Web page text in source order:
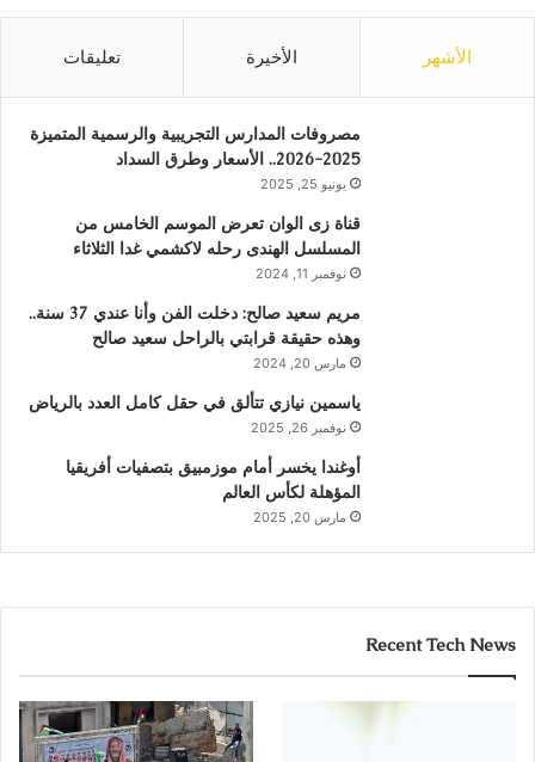
الأشهر الأخيرة تعليقات
مصروفات المدارس التجريبية والرسمية المتميزة
2025-2026.. الأسعار وطرق السداد
يونيو 25, 2025
قناة زى الوان تعرض الموسم الخامس من
المسلسل الهندى رحله لاكشمي غدا الثلاثاء
نوفمبر 11, 2024
مريم سعيد صالح: دخلت الفن وأنا عندي 37 سنة..
وهذه حقيقة قرابتي بالراحل سعيد صالح
مارس 20, 2024
ياسمين نيازي تتألق في حقل كامل العدد بالرياض
نوفمبر 26, 2025
أوغندا يخسر أمام موزمبيق بتصفيات أفريقيا
المؤهلة لكأس العالم
مارس 20, 2025
Recent Tech News